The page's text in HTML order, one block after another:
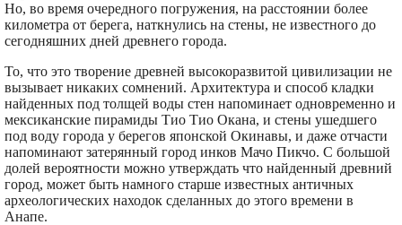
Но, во время очередного погружения, на расстоянии более
километра от берега, наткнулись на стены, не известного до
сегодняшних дней древнего города.
То, что это творение древней высокоразвитой цивилизации не
вызывает никаких сомнений. Архитектура и способ кладки
найденных под толщей воды стен напоминает одновременно и
мексиканские пирамиды Тио Тио Окана, и стены ушедшего
под воду города у берегов японской Окинавы, и даже отчасти
напоминают затерянный город инков Мачо Пикчо. С большой
долей вероятности можно утверждать что найденный древний
город, может быть намного старше известных античных
археологических находок сделанных до этого времени в
Анапе.